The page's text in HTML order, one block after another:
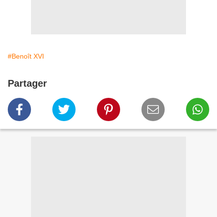
#Benoît XVI
Partager